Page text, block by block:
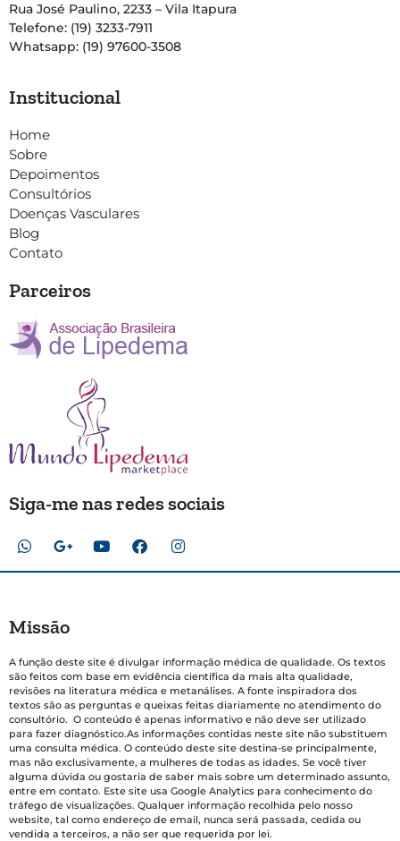
Rua José Paulino, 2233 – Vila Itapura
Telefone: (19) 3233-7911
Whatsapp: (19) 97600-3508
Institucional
Home
Sobre
Depoimentos
Consultórios
Doenças Vasculares
Blog
Contato
Parceiros
Siga-me nas redes sociais
Missão
A função deste site é divulgar informação médica de qualidade. Os textos
são feitos com base em evidência científica da mais alta qualidade,
revisões na literatura médica e metanálises. A fonte inspiradora dos
textos são as perguntas e queixas feitas diariamente no atendimento do
consultório. O conteúdo é apenas informativo e não deve ser utilizado
para fazer diagnóstico.As informações contidas neste site não substituem
uma consulta médica. O conteúdo deste site destina-se principalmente,
mas não exclusivamente, a mulheres de todas as idades. Se você tiver
alguma dúvida ou gostaria de saber mais sobre um determinado assunto,
entre em contato. Este site usa Google Analytics para conhecimento do
tráfego de visualizações. Qualquer informação recolhida pelo nosso
website, tal como endereço de email, nunca será passada, cedida ou
vendida a terceiros, a não ser que requerida por lei.